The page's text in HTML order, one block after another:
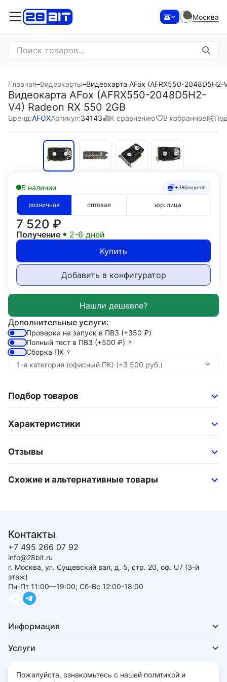
Москва
Главная–Видеокарты–Видеокарта AFox (AFRX550-2048D5H2-
Видеокарта AFox (AFRX550-2048D5H2-
V4) Radeon RX 550 2GB
Бренд:AFOXАртикул:34143 К сравнению В избранное
В наличии +38бонусов
розничная оптовая юр. лица
7 520 ₽
Получение
2-6 дней
Купить
Добавить в конфигуратор
Дополнительные услуги:
Проверка на запуск в ПВЗ (+350 ₽)
Полный тест в ПВЗ (+500 ₽)
Сборка ПК
Подбор товаров
Характеристики
Отзывы
Схожие и альтернативные товары
Контакты
+7 495 266 07 92
info@28bit.ru
г. Москва, ул. Сущевский вал, д. 5, стр. 20, оф. U7 (3-й
этаж)
Пн-Пт 11:00—19:00; Сб-Вс 12:00-18:00
Информация
Услуги
Для покупателей
Пожалуйста, ознакомьтесь с нашей политикой и